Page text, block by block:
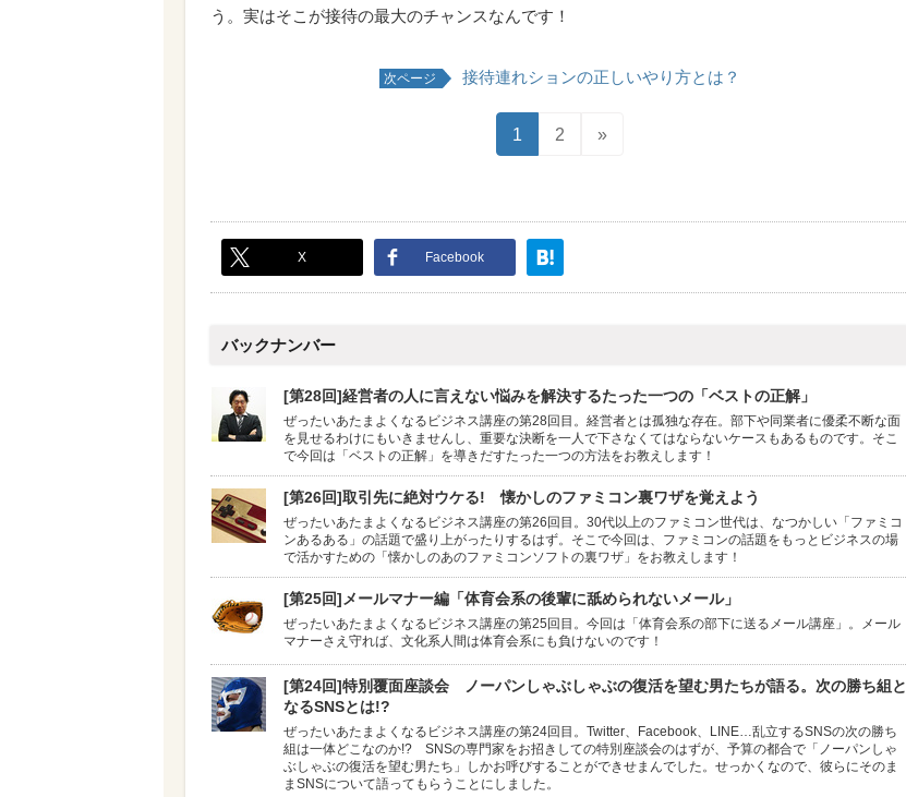
う。実はそこが接待の最大のチャンスなんです！
次ページ 接待連れションの正しいやり方とは？
1 2 »
X Facebook
バックナンバー
[第28回]経営者の人に言えない悩みを解決するたった一つの「ベストの正解」
ぜったいあたまよくなるビジネス講座の第28回目。経営者とは孤独な存在。部下や同業者に優柔不断な面
を見せるわけにもいきませんし、重要な決断を一人で下さなくてはならないケースもあるものです。そこ
で今回は「ベストの正解」を導きだすたった一つの方法をお教えします！
[第26回]取引先に絶対ウケる! 懐かしのファミコン裏ワザを覚えよう
ぜったいあたまよくなるビジネス講座の第26回目。30代以上のファミコン世代は、なつかしい「ファミコ
ンあるある」の話題で盛り上がったりするはず。そこで今回は、ファミコンの話題をもっとビジネスの場
で活かすための「懐かしのあのファミコンソフトの裏ワザ」をお教えします！
[第25回]メールマナー編「体育会系の後輩に舐められないメール」
ぜったいあたまよくなるビジネス講座の第25回目。今回は「体育会系の部下に送るメール講座」。メール
マナーさえ守れば、文化系人間は体育会系にも負けないのです！
[第24回]特別覆面座談会 ノーパンしゃぶしゃぶの復活を望む男たちが語る。次の勝ち組と
なるSNSとは!?
ぜったいあたまよくなるビジネス講座の第24回目。Twitter、Facebook、LINE…乱立するSNSの次の勝ち
組は一体どこなのか!? SNSの専門家をお招きしての特別座談会のはずが、予算の都合で「ノーパンしゃ
ぶしゃぶの復活を望む男たち」しかお呼びすることができせまんでした。せっかくなので、彼らにそのま
まSNSについて語ってもらうことにしました。